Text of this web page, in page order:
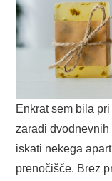
Enkrat sem bila
zaradi
iskati nekega
prenočišče. Brez